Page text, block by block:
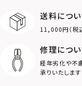
ダブルリング
ロゴ
送料につ
11,000円（税
修理につ
経年劣化や不
承りいたします